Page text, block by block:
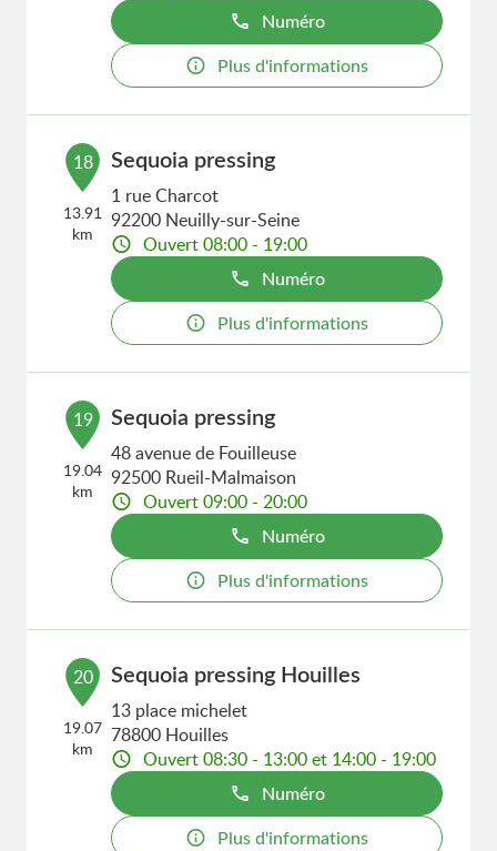
Numéro
Plus d'informations
18
13.91
km
Sequoia pressing
1 rue Charcot
92200 Neuilly-sur-Seine
Ouvert 08:00 - 19:00
Numéro
Plus d'informations
19
19.04
km
Sequoia pressing
48 avenue de Fouilleuse
92500 Rueil-Malmaison
Ouvert 09:00 - 20:00
Numéro
Plus d'informations
20
19.07
km
Sequoia pressing Houilles
13 place michelet
78800 Houilles
Ouvert 08:30 - 13:00 et 14:00 - 19:00
Numéro
Plus d'informations